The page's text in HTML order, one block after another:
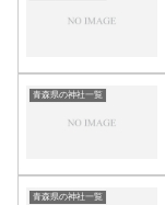
青森県の神社一覧
青森県の神社一覧